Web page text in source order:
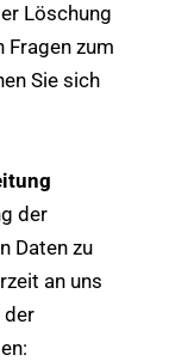
Löschung
Fragen zum
Sie sich
der
Daten zu
an uns
der